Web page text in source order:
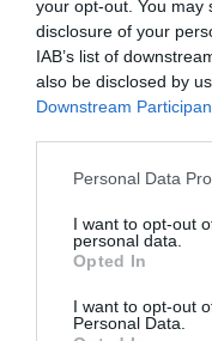
your opt-out. You may
disclosure of your
IAB’s list of
also be disclosed by
Downstream
Personal Data
I want to opt-out
personal data.
Opted In
I want to opt-out
Personal Data.